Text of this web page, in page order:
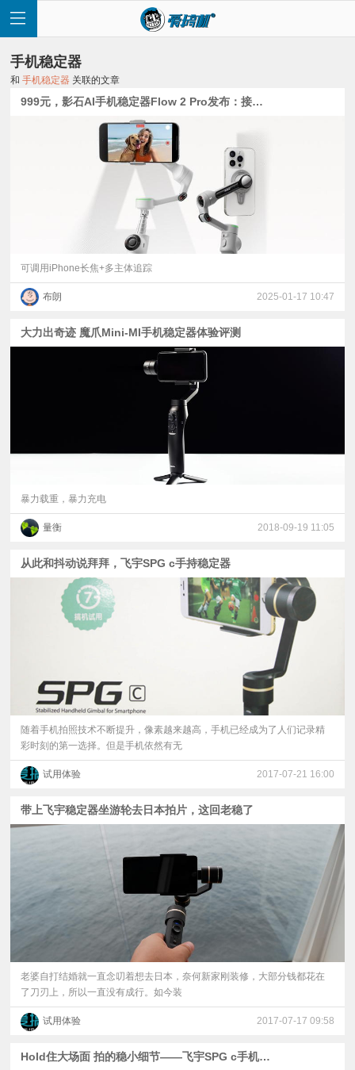
讯
评
测
普
验
手机稳定器
和手机稳定器 关联的文章
999元，影石AI手机稳定器Flow 2 Pro发布：接入苹果DockKit，可调用iPhone长焦+多主体追踪
可调用iPhone长焦+多主体追踪
布朗 2025-01-17 10:47
大力出奇迹 魔爪Mini-MI手机稳定器体验评测
暴力载重，暴力充电
量衡 2018-09-19 11:05
从此和抖动说拜拜，飞宇SPG c手持稳定器
随着手机拍照技术不断提升，像素越来越高，手机已经成为了人们记录精
彩时刻的第一选择。但是手机依然有无
试用体验 2017-07-21 16:00
带上飞宇稳定器坐游轮去日本拍片，这回老稳了
老婆自打结婚就一直念叨着想去日本，奈何新家刚装修，大部分钱都花在
了刀刃上，所以一直没有成行。如今装
试用体验 2017-07-17 09:58
Hold住大场面 拍的稳小细节——飞宇SPG c手机稳定器体验